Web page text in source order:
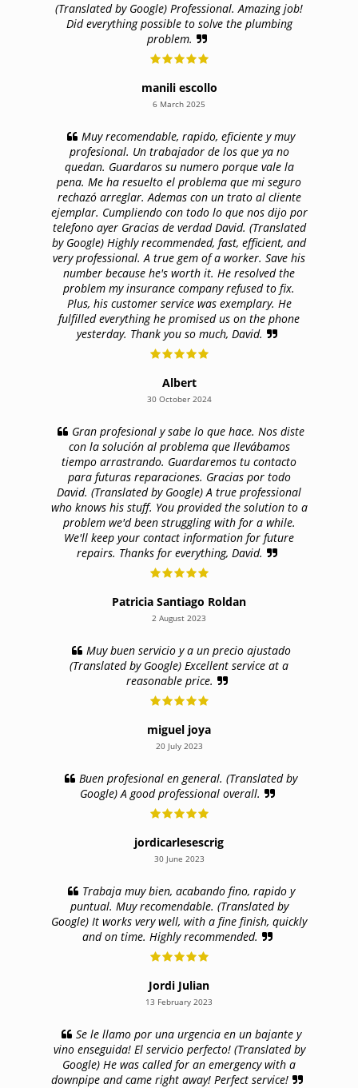
(Translated by Google) Professional. Amazing job!
Did everything possible to solve the plumbing
problem.
manili escollo
6 March 2025
Muy recomendable, rapido, eficiente y muy
profesional. Un trabajador de los que ya no
quedan. Guardaros su numero porque vale la
pena. Me ha resuelto el problema que mi seguro
rechazó arreglar. Ademas con un trato al cliente
ejemplar. Cumpliendo con todo lo que nos dijo por
telefono ayer Gracias de verdad David. (Translated
by Google) Highly recommended, fast, efficient, and
very professional. A true gem of a worker. Save his
number because he's worth it. He resolved the
problem my insurance company refused to fix.
Plus, his customer service was exemplary. He
fulfilled everything he promised us on the phone
yesterday. Thank you so much, David.
Albert
30 October 2024
Gran profesional y sabe lo que hace. Nos diste
con la solución al problema que llevábamos
tiempo arrastrando. Guardaremos tu contacto
para futuras reparaciones. Gracias por todo
David. (Translated by Google) A true professional
who knows his stuff. You provided the solution to a
problem we'd been struggling with for a while.
We'll keep your contact information for future
repairs. Thanks for everything, David.
Patricia Santiago Roldan
2 August 2023
Muy buen servicio y a un precio ajustado
(Translated by Google) Excellent service at a
reasonable price.
miguel joya
20 July 2023
Buen profesional en general. (Translated by
Google) A good professional overall.
jordicarlesescrig
30 June 2023
Trabaja muy bien, acabando fino, rapido y
puntual. Muy recomendable. (Translated by
Google) It works very well, with a fine finish, quickly
and on time. Highly recommended.
Jordi Julian
13 February 2023
Se le llamo por una urgencia en un bajante y
vino enseguida! El servicio perfecto! (Translated by
Google) He was called for an emergency with a
downpipe and came right away! Perfect service!